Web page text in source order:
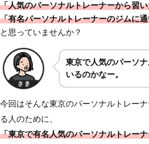
「人気のパーソナルトレーナーから習
「有名パーソナルトレーナーのジムに
と思っていませんか？
東京で人気のパーソ
いるのかなー。
今回はそんな東京のパーソナルトレー
る人のために、
「東京で有名人気のパーソナルトレー